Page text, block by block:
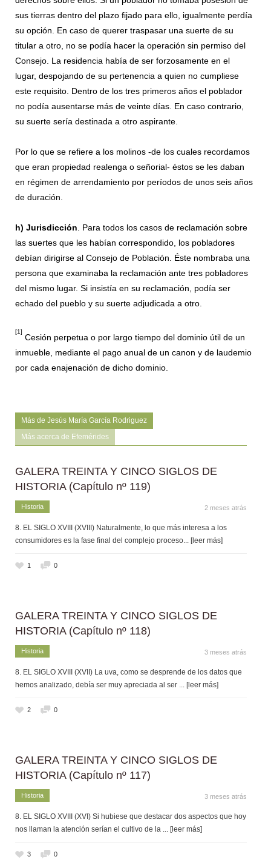
sus tierras dentro del plazo fijado para ello, igualmente perdía
su opción. En caso de querer traspasar una suerte de su
titular a otro, no se podía hacer la operación sin permiso del
Consejo. La residencia había de ser forzosamente en el
lugar, despojando de su pertenencia a quien no cumpliese
este requisito. Dentro de los tres primeros años el poblador
no podía ausentarse más de veinte días. En caso contrario,
su suerte sería destinada a otro aspirante.
Por lo que se refiere a los molinos -de los cuales recordamos
que eran propiedad realenga o señorial- éstos se les daban
en régimen de arrendamiento por períodos de unos seis años
de duración.
h) Jurisdicción . Para todos los casos de reclamación sobre
las suertes que les habían correspondido, los pobladores
debían dirigirse al Consejo de Población. Éste nombraba una
persona que examinaba la reclamación ante tres pobladores
del mismo lugar. Si insistía en su reclamación, podía ser
echado del pueblo y su suerte adjudicada a otro.
[1]
Cesión perpetua o por largo tiempo del dominio útil de un
inmueble, mediante el pago anual de un canon y de laudemio
por cada enajenación de dicho dominio.
Más de Jesús María García Rodriguez
Más acerca de Efemérides
GALERA TREINTA Y CINCO SIGLOS DE
HISTORIA (Capítulo nº 119)
Historia 2 meses atrás
8. EL SIGLO XVIII (XVIII) Naturalmente, lo que más interesa a los
consumidores es la fase final del complejo proceso ... [leer más]
1 0
GALERA TREINTA Y CINCO SIGLOS DE
HISTORIA (Capítulo nº 118)
Historia 3 meses atrás
8. EL SIGLO XVIII (XVII) La uva, como se desprende de los datos que
hemos analizado, debía ser muy apreciada al ser
... [leer más]
2 0
GALERA TREINTA Y CINCO SIGLOS DE
HISTORIA (Capítulo nº 117)
Historia 3 meses atrás
8. EL SIGLO XVIII (XVI) Si hubiese que destacar dos aspectos que hoy
nos llaman la atención serían el cultivo de la ... [leer más]
3 0